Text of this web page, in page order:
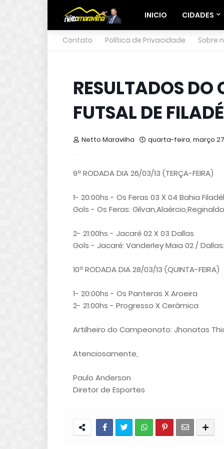
INICIO CIDADES
Contato Política de Privacidade Sobre
RESULTADOS
FUTSAL DE
Netto Maravilha quarta-feira, março
9ª RODADA DIA 26/03/13 (TERÇA-FEIRA)
1- 20:00hs - Os Feras 03 X 04 Bahia
Gols - Os Feras:
2- 21:00hs - Jacaré 02 X 03 Dallas
Gols - Jacaré: Vanderley Maia 02 /
10ª RODADA DIA 28/03/13 (QUINTA-FEIRA)
1- 20:00hs - Os Panteras X Aroeira
2- 21:00hs - Progresso X Cerâmica
Artilheiro do Campeonato: Jhonatas
Atenciosamente,
Paulo Anderson
Diretor de Esportes